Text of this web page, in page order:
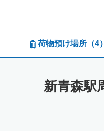
荷物預け場所（4）
新青森駅